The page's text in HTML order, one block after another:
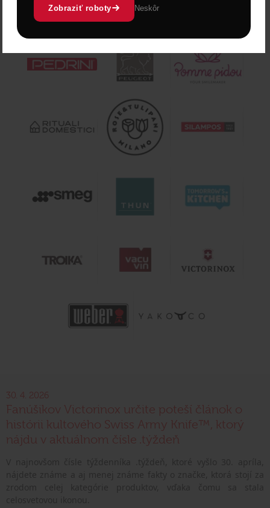
30. 4. 2026
Fanúšikov Victorinox určite poteší článok o
histórii kultového Swiss Army Knife™, ktorý
nájdu v aktuálnom čísle .týždeň
Zobraziť roboty Neskôr